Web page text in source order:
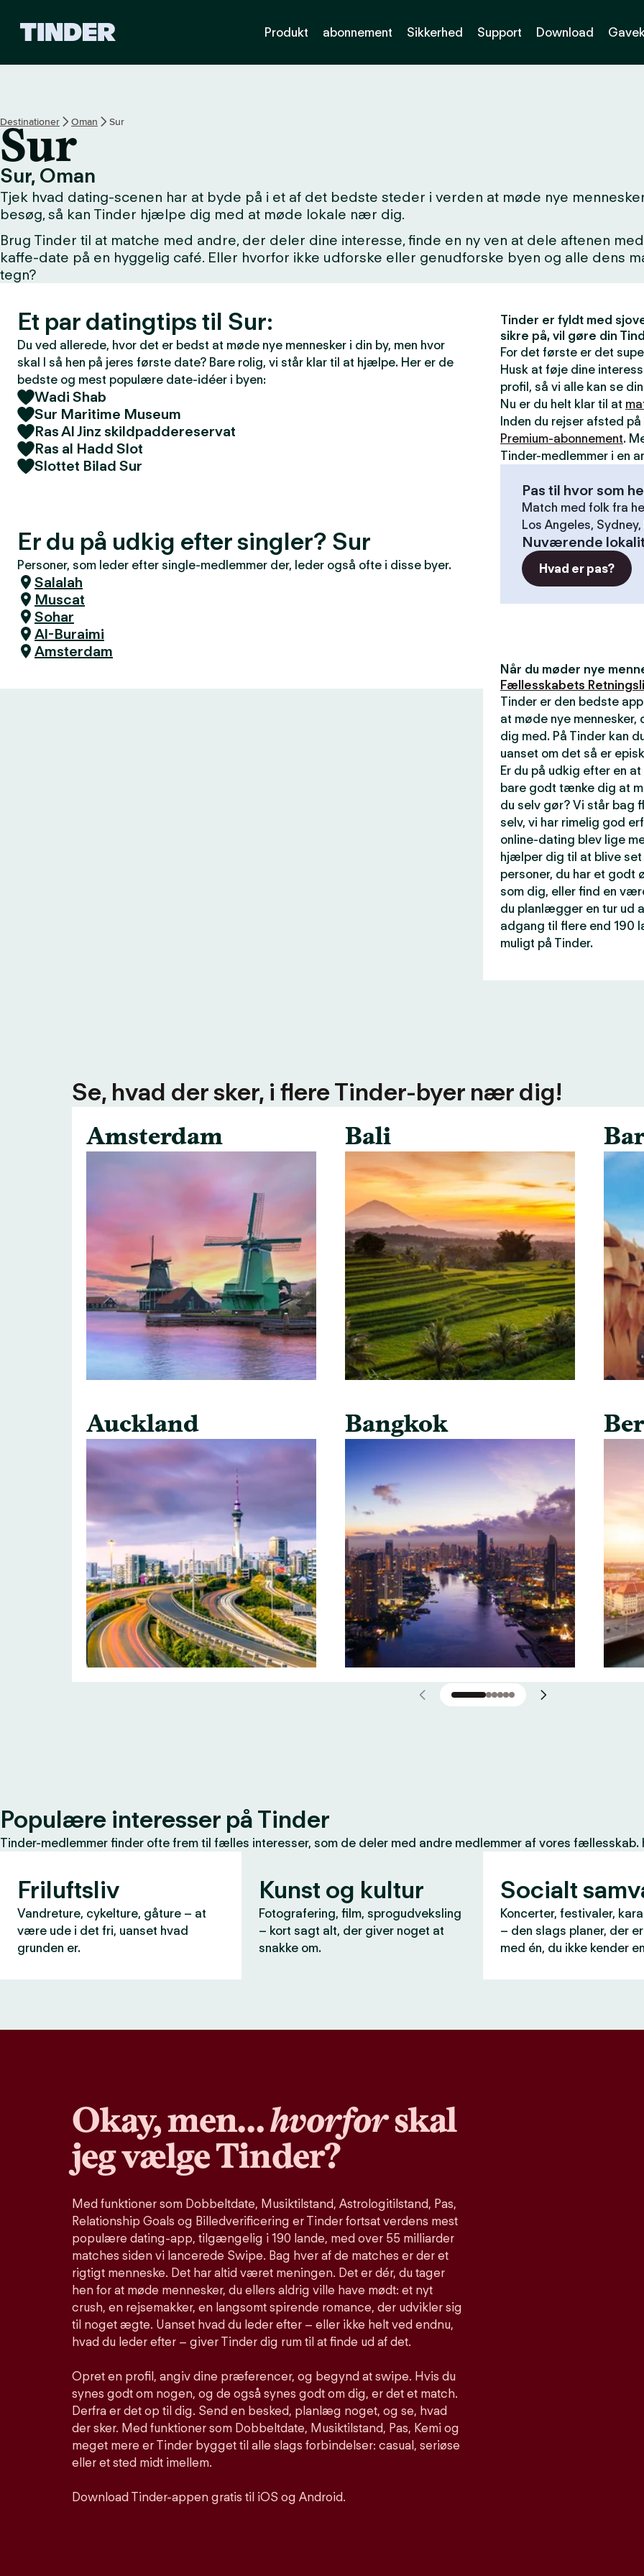
s
t
s
d
e
Produkt abonnement Sikkerhed Support Download
Destinationer Oman Sur
Sur
Sur, Oman
Tjek hvad dating-scenen har at byde på i et af det bedste steder i verden at møde nye
besøg, så kan Tinder hjælpe dig med at møde lokale nær dig.
Brug Tinder til at matche med andre, der deler dine interesse, finde en ny ven at dele aftenen
kaffe-date på en hyggelig café. Eller hvorfor ikke udforske eller genudforske byen og alle dens
tegn?
Et par datingtips til Sur:
Du ved allerede, hvor det er bedst at møde nye mennesker i din by, men hvor
skal I så hen på jeres første date? Bare rolig, vi står klar til at hjælpe. Her er de
bedste og mest populære date-idéer i byen:
Wadi Shab
Sur Maritime Museum
Ras Al Jinz skildpaddereservat
Ras al Hadd Slot
Slottet Bilad Sur
Er du på udkig efter singler? Sur
Personer, som leder efter single-medlemmer der, leder også ofte i disse byer.
Salalah
Muscat
Sohar
Al-Buraimi
Amsterdam
Tinder er fyldt med
sikre på, vil gøre din
For det første er det
Husk at føje dine
profil, så vi alle kan se
Nu er du helt klar til at
Inden du rejser afsted
Premium-abonnement.
Tinder-medlemmer i en
Pas til hvor som
Match med folk fra
Los Angeles,
Nuværende
Hvad er pas?
Når du møder nye
Fællesskabets
Tinder er den bedste
at møde nye
dig med. På Tinder kan
uanset om det så er
Er du på udkig efter en
bare godt tænke dig at
du selv gør? Vi står bag
selv, vi har rimelig god
online-dating blev lige
hjælper dig til at blive
personer, du har et godt
som dig, eller find en
du planlægger en tur ud
adgang til flere end 190
muligt på Tinder.
Se, hvad der sker, i flere Tinder-byer nær dig!
Amsterdam
Auckland
Bali
Bangkok
Populære interesser på Tinder
Tinder-medlemmer finder ofte frem til fælles interesser, som de deler med andre medlemmer af vores
Friluftsliv
Vandreture, cykelture, gåture – at
være ude i det fri, uanset hvad
grunden er.
Kunst og kultur
Fotografering, film, sprogudveksling
– kort sagt alt, der giver noget at
snakke om.
Socialt
Koncerter, festivaler,
– den slags planer, der
med én, du ikke kender
Okay, men…hvorforskal
jeg vælge Tinder?
Med funktioner som Dobbeltdate, Musiktilstand, Astrologitilstand, Pas,
Relationship Goals og Billedverificering er Tinder fortsat verdens mest
populære dating-app, tilgængelig i 190 lande, med over 55 milliarder
matches siden vi lancerede Swipe. Bag hver af de matches er der et
rigtigt menneske. Det har altid været meningen. Det er dér, du tager
hen for at møde mennesker, du ellers aldrig ville have mødt: et nyt
crush, en rejsemakker, en langsomt spirende romance, der udvikler sig
til noget ægte. Uanset hvad du leder efter – eller ikke helt ved endnu,
hvad du leder efter – giver Tinder dig rum til at finde ud af det.
Opret en profil, angiv dine præferencer, og begynd at swipe. Hvis du
synes godt om nogen, og de også synes godt om dig, er det et match.
Derfra er det op til dig. Send en besked, planlæg noget, og se, hvad
der sker. Med funktioner som Dobbeltdate, Musiktilstand, Pas, Kemi og
meget mere er Tinder bygget til alle slags forbindelser: casual, seriøse
eller et sted midt imellem.
Download Tinder-appen gratis til iOS og Android.